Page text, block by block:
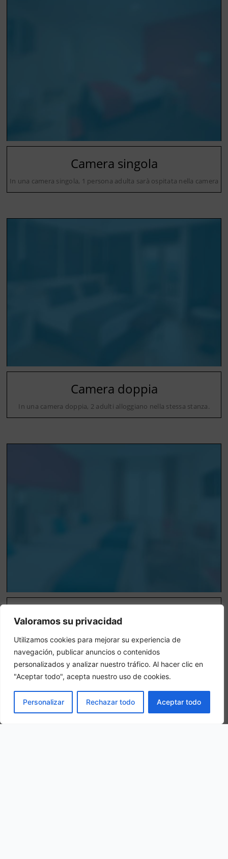
Valoramos su privacidad
Utilizamos cookies para mejorar su experiencia de
navegación, publicar anuncios o contenidos
personalizados y analizar nuestro tráfico. Al hacer clic en
"Aceptar todo", acepta nuestro uso de cookies.
Personalizar Rechazar todo Aceptar todo
Camera singola
In una camera singola, 1 persona adulta sarà ospitata nella camera
Camera doppia
In una camera doppia, 2 adulti alloggiano nella stessa stanza.
Camera tripla
PRENOTA